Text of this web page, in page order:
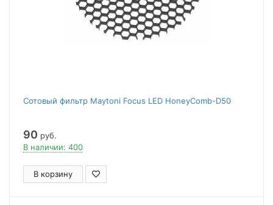
Сотовый фильтр Maytoni Focus LED HoneyComb-D50
90 руб.
В наличии: 400
В корзину